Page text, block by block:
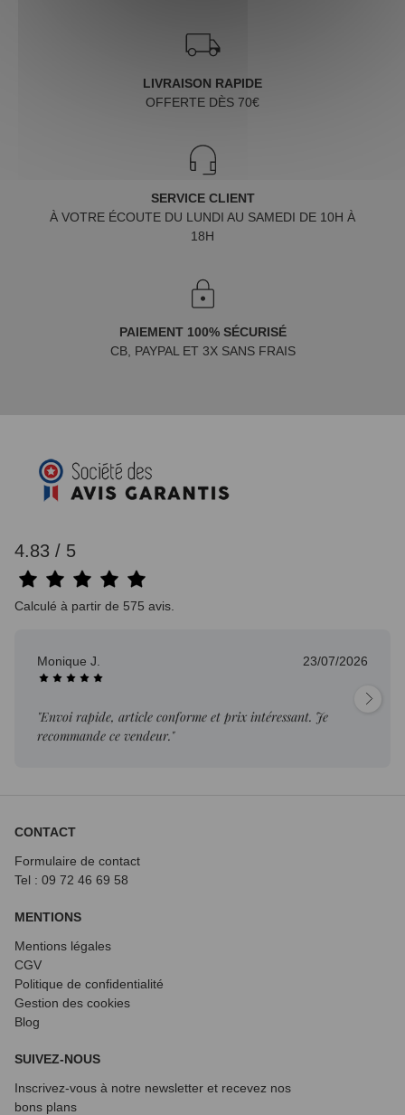
LIVRAISON RAPIDE
OFFERTE DÈS 70€
SERVICE CLIENT
À VOTRE ÉCOUTE DU LUNDI AU SAMEDI DE 10H À
18H
PAIEMENT 100% SÉCURISÉ
CB, PAYPAL ET 3X SANS FRAIS
4.83 / 5
Calculé à partir de 575 avis.
Monique J. 23/07/2026
"Envoi rapide, article conforme et prix intéressant. Je
recommande ce vendeur."
CONTACT
Formulaire de contact
Tel : 09 72 46 69 58
MENTIONS
Mentions légales
CGV
Politique de confidentialité
Gestion des cookies
Blog
SUIVEZ-NOUS
Inscrivez-vous à notre newsletter et recevez nos
bons plans